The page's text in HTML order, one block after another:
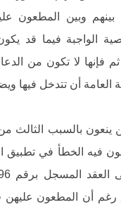
بينهم وبين المطعون
الواجبة فيما قد
فإنها لا تكون من
العامة أن تتدخل فيها
ينعون بالسبب الثالث
فيه الخطأ في تطبيق
رغم أن المطعون